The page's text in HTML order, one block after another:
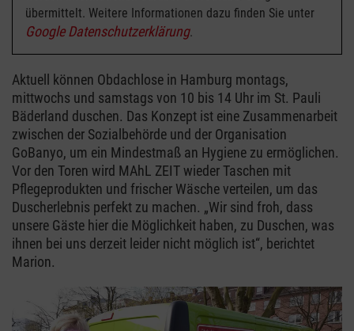
übermittelt. Weitere Informationen dazu finden Sie unter
Google Datenschutzerklärung.
Aktuell können Obdachlose in Hamburg montags,
mittwochs und samstags von 10 bis 14 Uhr im St. Pauli
Bäderland duschen. Das Konzept ist eine Zusammenarbeit
zwischen der Sozialbehörde und der Organisation
GoBanyo, um ein Mindestmaß an Hygiene zu ermöglichen.
Vor den Toren wird MAhL ZEIT wieder Taschen mit
Pflegeprodukten und frischer Wäsche verteilen, um das
Duscherlebnis perfekt zu machen. „Wir sind froh, dass
unsere Gäste hier die Möglichkeit haben, zu Duschen, was
ihnen bei uns derzeit leider nicht möglich ist“, berichtet
Marion.